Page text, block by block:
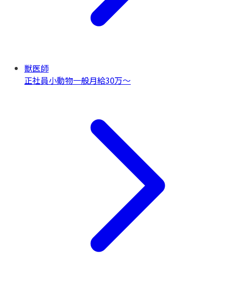
獣医師
正社員小動物一般月給30万〜